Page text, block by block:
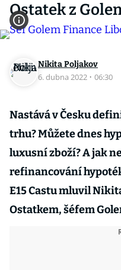
Ostatek z
Nikita Poljakov
6. dubna 2022 · 06:30
Nastává v Česku
trhu? Můžete dnes
luxusní zboží? A jak
refinancování
E15 Castu mluvil
Ostatkem, šéfem